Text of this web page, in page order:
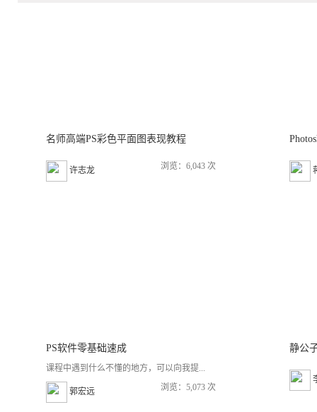
名师高端PS彩色平面图表现教程
许志龙 浏览：6,043 次
PS软件零基础速成
课程中遇到什么不懂的地方，可以向我提...
郭宏远 浏览：5,073 次